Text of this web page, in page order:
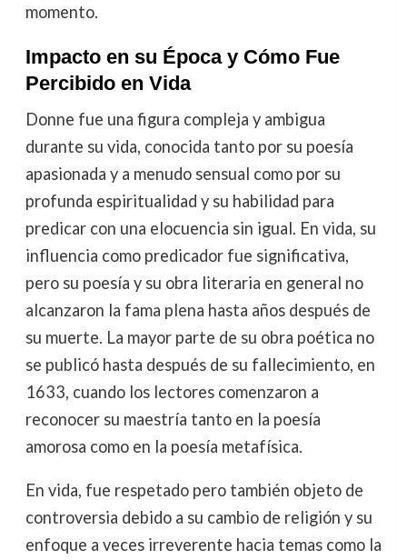
momento.
Impacto en su Época y Cómo Fue
Percibido en Vida
Donne fue una figura compleja y ambigua
durante su vida, conocida tanto por su poesía
apasionada y a menudo sensual como por su
profunda espiritualidad y su habilidad para
predicar con una elocuencia sin igual. En vida, su
influencia como predicador fue significativa,
pero su poesía y su obra literaria en general no
alcanzaron la fama plena hasta años después de
su muerte. La mayor parte de su obra poética no
se publicó hasta después de su fallecimiento, en
1633, cuando los lectores comenzaron a
reconocer su maestría tanto en la poesía
amorosa como en la poesía metafísica.
En vida, fue respetado pero también objeto de
controversia debido a su cambio de religión y su
enfoque a veces irreverente hacia temas como la